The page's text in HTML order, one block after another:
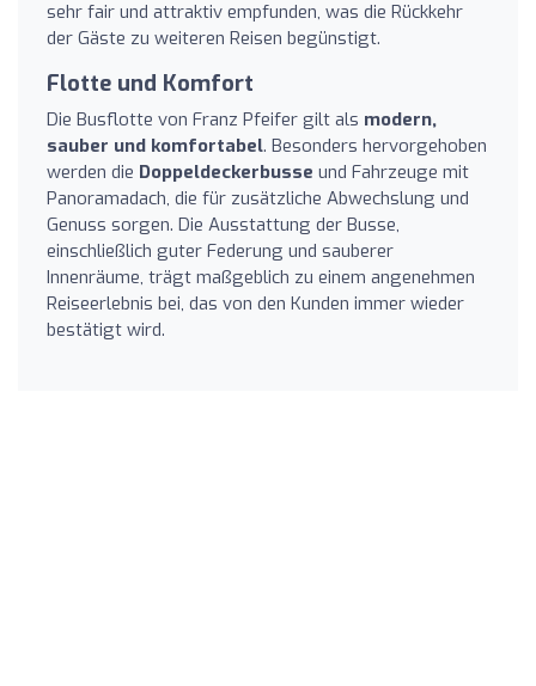
sehr fair und attraktiv empfunden, was die Rückkehr
der Gäste zu weiteren Reisen begünstigt.
Flotte und Komfort
Die Busflotte von Franz Pfeifer gilt als modern,
sauber und komfortabel. Besonders hervorgehoben
werden die Doppeldeckerbusse und Fahrzeuge mit
Panoramadach, die für zusätzliche Abwechslung und
Genuss sorgen. Die Ausstattung der Busse,
einschließlich guter Federung und sauberer
Innenräume, trägt maßgeblich zu einem angenehmen
Reiseerlebnis bei, das von den Kunden immer wieder
bestätigt wird.